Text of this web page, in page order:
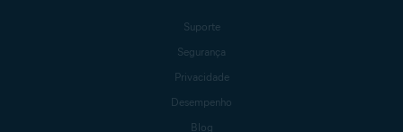
Suporte
Segurança
Privacidade
Desempenho
Blog